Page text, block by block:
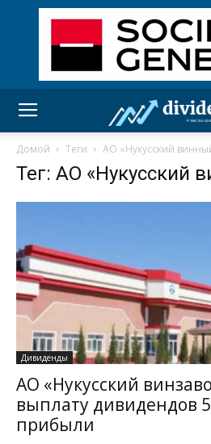
Домой Теги АО «Нукусский
Тег: АО «Нукусский
Дивиденды
АО «Нукусский
выплату дивидендов
прибыли